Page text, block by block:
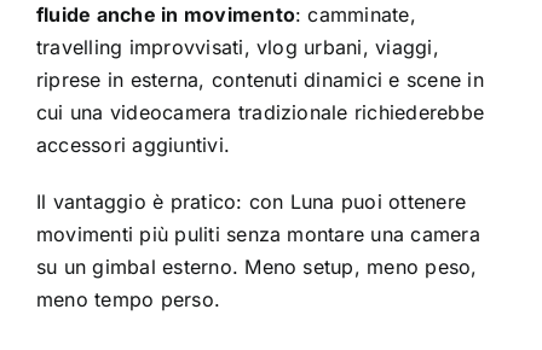
fluide anche in movimento: camminate,
travelling improvvisati, vlog urbani, viaggi,
riprese in esterna, contenuti dinamici e scene in
cui una videocamera tradizionale richiederebbe
accessori aggiuntivi.
Il vantaggio è pratico: con Luna puoi ottenere
movimenti più puliti senza montare una camera
su un gimbal esterno. Meno setup, meno peso,
meno tempo perso.